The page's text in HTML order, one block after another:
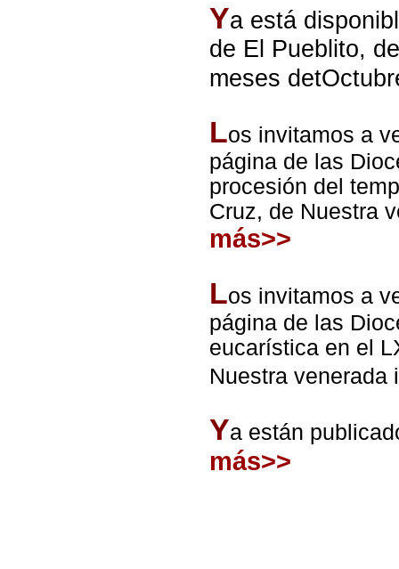
Ya está
de El Pueblito,
meses
Los invitamos a
página de las
procesión del
Cruz, de Nuestra
más>>
Los invitamos a
página de las
eucarística en el
Nuestra venerada
Ya están
más>>